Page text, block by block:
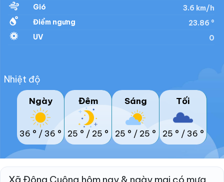
Gió
3.6 km/h
Điểm ngưng
23.86 °
UV
0
Nhiệt độ
Ngày
36 ° / 36 °
Đêm
25 ° / 25 °
Sáng
25 ° / 25 °
Tối
25 ° / 36 °